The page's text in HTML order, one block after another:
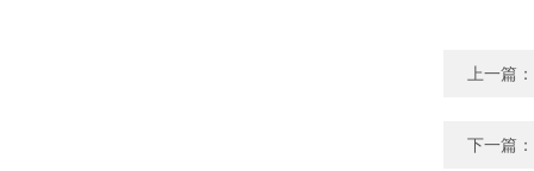
上一篇：
下一篇：